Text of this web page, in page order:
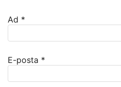
Ad *
E-posta *